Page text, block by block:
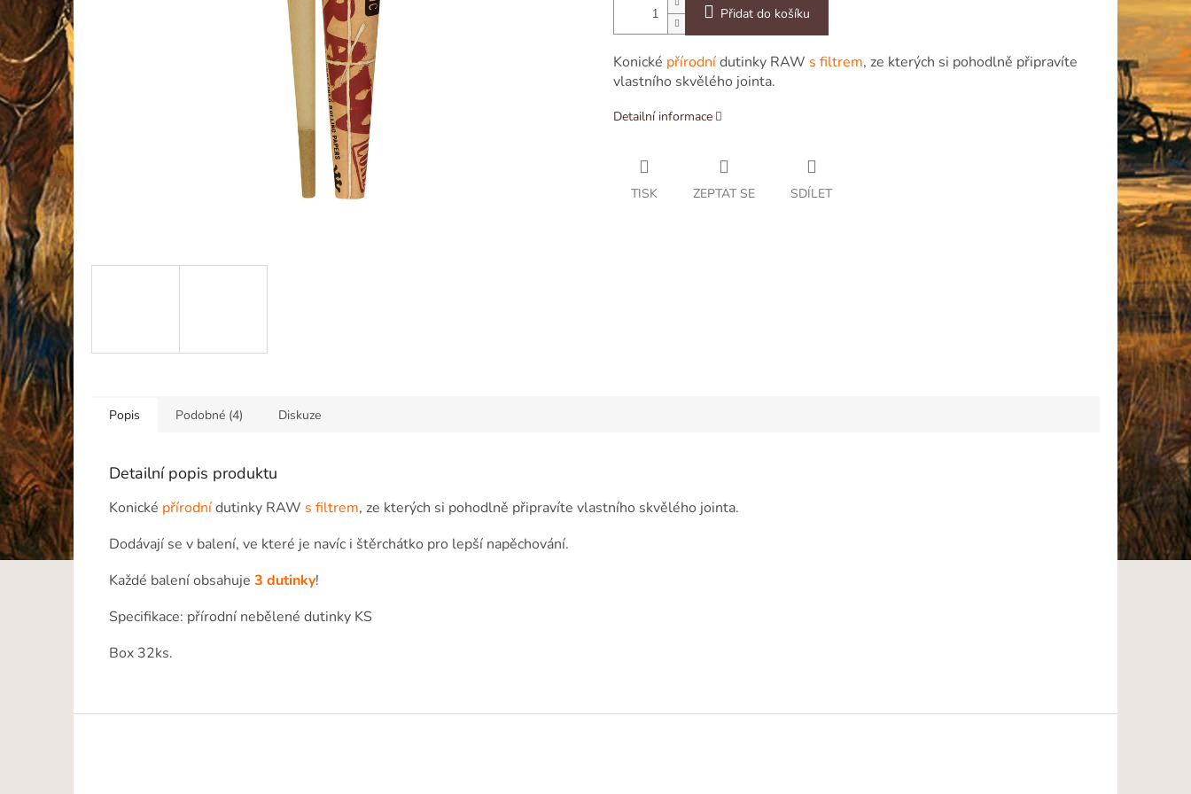
Přidat do košíku
Konické přírodnídutinky RAW s filtrem, ze kterých si pohodlně připravíte
vlastního skvělého jointa.
Detailní informace
TISK ZEPTAT SE SDÍLET
Popis Podobné (4) Diskuze
Detailní popis produktu
Konické přírodnídutinky RAW s filtrem, ze kterých si pohodlně připravíte vlastního skvělého jointa.
Dodávají se v balení, ve které je navíc i štěrchátko pro lepší napěchování.
Každé balení obsahuje 3 dutinky!
Specifikace: přírodní nebělené dutinky KS
Box 32ks.